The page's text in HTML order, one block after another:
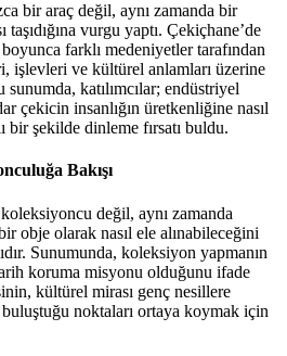
bir araç değil, aynı zamanda bir
vurgu yaptı. Çekiçhane’de
farklı medeniyetler tarafından
işlevleri ve kültürel anlamları üzerine
katılımcılar; endüstriyel
çekicin insanlığın üretkenliğine nasıl
bir şekilde dinleme fırsatı buldu.
Bakışı
değil, aynı zamanda
obje olarak nasıl ele alınabileceğini
Sunumunda, koleksiyon yapmanın
koruma misyonu olduğunu ifade
kültürel mirası genç nesillere
noktaları ortaya koymak için